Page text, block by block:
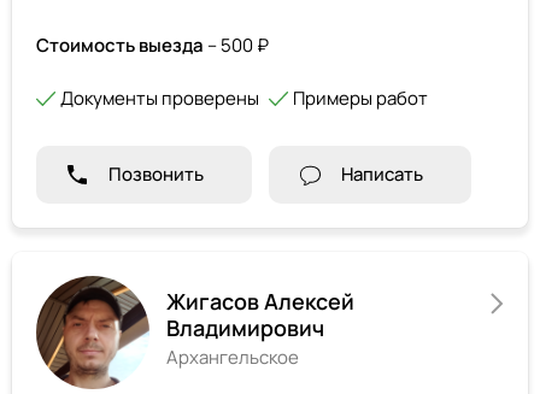
Стоимость выезда – 500 ₽
Документы проверены Примеры работ
Позвонить Написать
Жигасов Алексей
Владимирович
Архангельское